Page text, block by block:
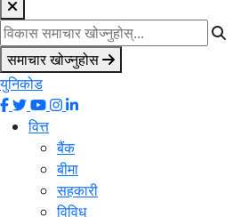
समाचार खोज्नुहोस
युनिकोड
वित्त
बैंक
बीमा
सहकारी
विविध